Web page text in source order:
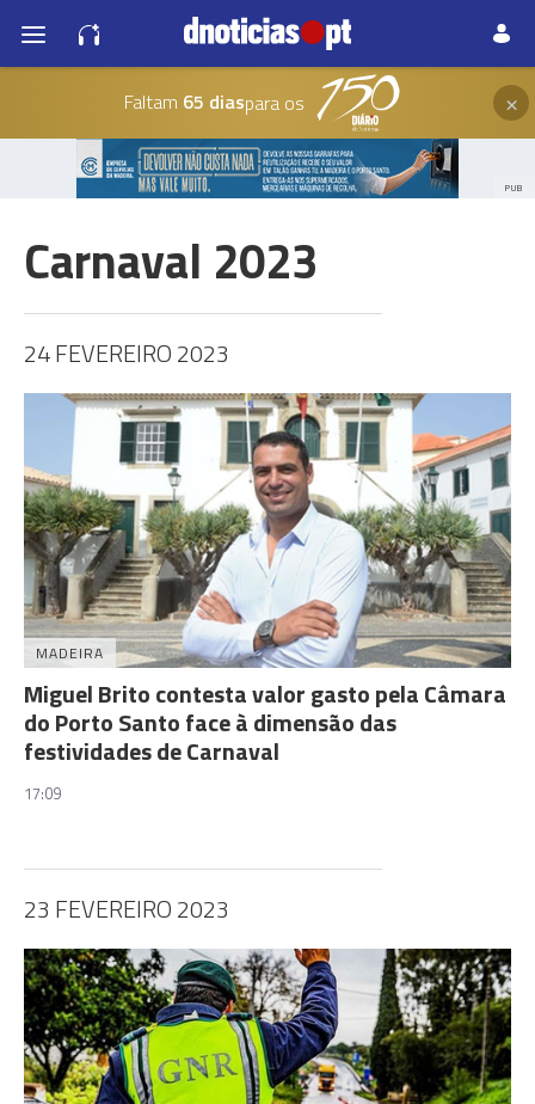
Faltam 65 diaspara os ×
PUB
Carnaval 2023
24 FEVEREIRO 2023
MADEIRA
Miguel Brito contesta valor gasto pela Câmara
do Porto Santo face à dimensão das
festividades de Carnaval
17:09
23 FEVEREIRO 2023